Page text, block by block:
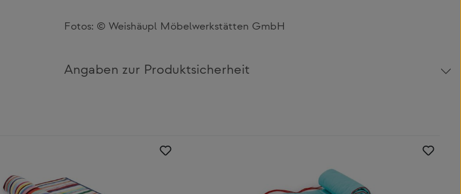
Fotos: © Weishäupl Möbelwerkstätten GmbH
Angaben zur Produktsicherheit